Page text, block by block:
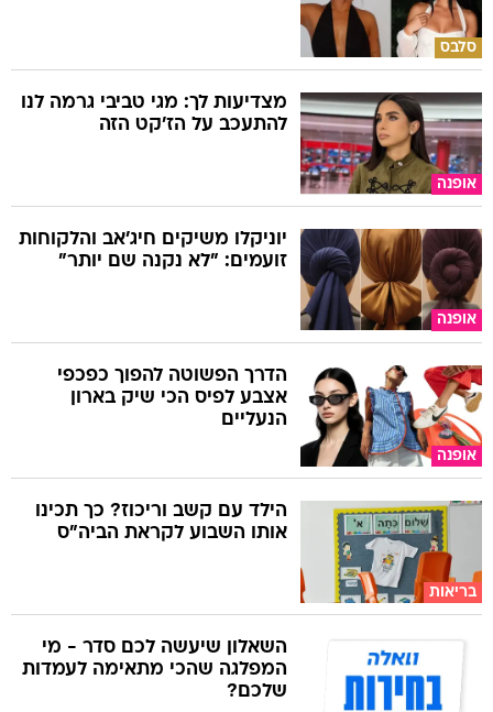
סלבס
אופנה
מצדיעות לך: מגי טביבי גרמה לנו
להתעכב על הז'קט הזה
אופנה
יוניקלו משיקים חיג'אב והלקוחות
זועמים: "לא נקנה שם יותר"
אופנה
הדרך הפשוטה להפוך כפכפי
אצבע לפיס הכי שיק בארון
הנעליים
בריאות
הילד עם קשב וריכוז? כך תכינו
אותו השבוע לקראת הביה"ס
השאלון שיעשה לכם סדר - מי
המפלגה שהכי מתאימה לעמדות
שלכם?